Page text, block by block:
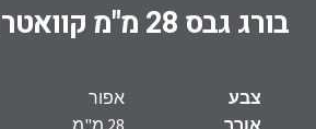
בורג גבס 28 מ"מ קוואטרו שפיץ+ ביט
צבע
אפור
אורך
28 מ"מ